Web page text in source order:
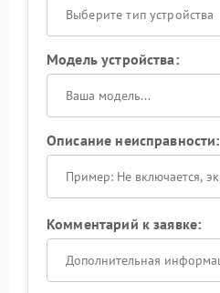
Выберите тип устройства
Модель устройства:
Описание неисправности:
Комментарий к заявке: